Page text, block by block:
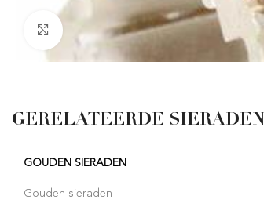
Click to enlarge
GERELATEERDE SIERADEN
GOUDEN SIERADEN
Gouden sieraden